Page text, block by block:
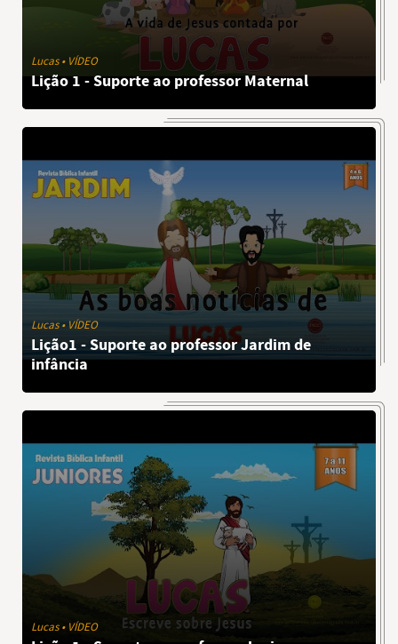
Lucas • VÍDEO
Lição 1 - Suporte ao professor Maternal
Lucas • VÍDEO
Lição1 - Suporte ao professor Jardim de
infância
Lucas • VÍDEO